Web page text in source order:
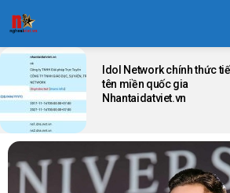
LATEST
STORIES
Idol Network chính thức
tên miền quốc gia
Nhantaidatviet.vn